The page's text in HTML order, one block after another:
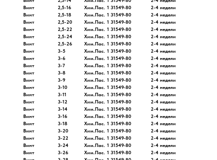
Винт
2,5-16 Хим.Пас. 1 31549-80
2-4 недели
Винт
2,5-18 Хим.Пас. 1 31549-80
2-4 недели
Винт
2,5-20 Хим.Пас. 1 31549-80
2-4 недели
Винт
2,5-22 Хим.Пас. 1 31549-80
2-4 недели
Винт
2,5-24 Хим.Пас. 1 31549-80
2-4 недели
Винт
2,5-26 Хим.Пас. 1 31549-80
2-4 недели
Винт
3-5 Хим.Пас. 1 31549-80
2-4 недели
Винт
3-6 Хим.Пас. 1 31549-80
2-4 недели
Винт
3-7 Хим.Пас. 1 31549-80
2-4 недели
Винт
3-8 Хим.Пас. 1 31549-80
2-4 недели
Винт
3-9 Хим.Пас. 1 31549-80
2-4 недели
Винт
3-10 Хим.Пас. 1 31549-80
2-4 недели
Винт
3-11 Хим.Пас. 1 31549-80
2-4 недели
Винт
3-12 Хим.Пас. 1 31549-80
2-4 недели
Винт
3-14 Хим.Пас. 1 31549-80
2-4 недели
Винт
3-16 Хим.Пас. 1 31549-80
2-4 недели
Винт
3-18 Хим.Пас. 1 31549-80
2-4 недели
Винт
3-20 Хим.Пас. 1 31549-80
2-4 недели
Винт
3-22 Хим.Пас. 1 31549-80
2-4 недели
Винт
3-24 Хим.Пас. 1 31549-80
2-4 недели
Винт
3-26 Хим.Пас. 1 31549-80
2-4 недели